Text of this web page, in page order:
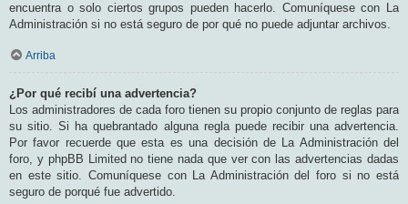
encuentra o solo ciertos grupos pueden hacerlo. Comuníquese con La
Administración si no está seguro de por qué no puede adjuntar archivos.
Arriba
¿Por qué recibí una advertencia?
Los administradores de cada foro tienen su propio conjunto de reglas para
su sitio. Si ha quebrantado alguna regla puede recibir una advertencia.
Por favor recuerde que esta es una decisión de La Administración del
foro, y phpBB Limited no tiene nada que ver con las advertencias dadas
en este sitio. Comuníquese con La Administración del foro si no está
seguro de porqué fue advertido.